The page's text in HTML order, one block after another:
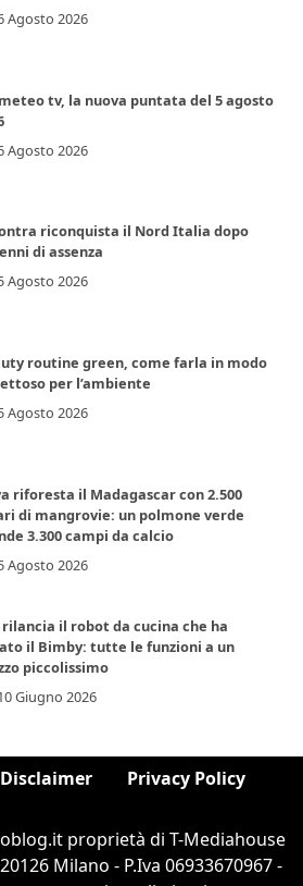
Agosto 2026
tv, la nuova puntata del 5 agosto
Agosto 2026
riconquista il Nord Italia dopo
di assenza
Agosto 2026
routine green, come farla in modo
per l’ambiente
Agosto 2026
riforesta il Madagascar con 2.500
di mangrovie: un polmone verde
3.300 campi da calcio
Agosto 2026
rilancia il robot da cucina che ha
il Bimby: tutte le funzioni a un
piccolissimo
Giugno 2026
Disclaimer Privacy Policy
proprietà di T-Mediahouse
Milano - P.Iva 06933670967 -